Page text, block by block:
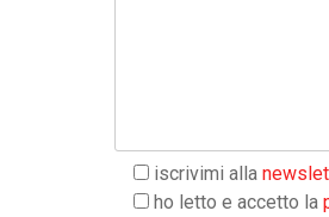
iscrivimi alla
ho letto e accetto la